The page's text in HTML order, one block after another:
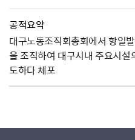
공적요약
대구노동조직회총회에서 항일
을 조직하여 대구시내 주요시
도하다 체포